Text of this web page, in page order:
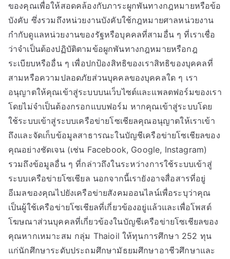
ของคุณเพื่อให้สอดคล้องกับภาระผูกพันทางกฎหมายหรือข้อ
บังคับ ซึ่งรวมถึงหน่วยงานบังคับใช้กฎหมายศาลหน่วยงาน
กำกับดูแลหน่วยงานของรัฐหรือบุคคลที่สามอื่น ๆ ที่เราเชื่อ
ว่าจำเป็นต้องปฏิบัติตามข้อผูกพันทางกฎหมายหรือกฎ
ระเบียบหรืออื่น ๆ เพื่อปกป้องสิทธิของเราสิทธิของบุคคลที่
สามหรือความปลอดภัยส่วนบุคคลของบุคคลใด ๆ เรา
อนุญาตให้คุณเข้าสู่ระบบบนเว็บไซต์และแพลตฟอร์มของเรา
โดยไม่จำเป็นต้องกรอกแบบฟอร์ม หากคุณเข้าสู่ระบบโดย
ใช้ระบบเข้าสู่ระบบเครือข่ายโซเชียลคุณอนุญาตให้เราเข้า
ถึงและจัดเก็บข้อมูลสาธารณะในบัญชีเครือข่ายโซเชียลของ
คุณอย่างชัดเจน (เช่น Facebook, Google, Instagram)
รวมถึงข้อมูลอื่น ๆ ที่กล่าวถึงในระหว่างการใช้ระบบเข้าสู่
ระบบเครือข่ายโซเชียล นอกจากนี้เรายังอาจสื่อสารที่อยู่
อีเมลของคุณไปยังเครือข่ายสังคมออนไลน์เพื่อระบุว่าคุณ
เป็นผู้ใช้เครือข่ายโซเชียลที่เกี่ยวข้องอยู่แล้วและเพื่อโพสต์
โฆษณาส่วนบุคคลที่เกี่ยวข้องในบัญชีเครือข่ายโซเชียลของ
คุณหากเหมาะสม กลุ่ม Thaioil ให้ทุนการศึกษา 252 ทุน
แก่นักศึกษาระดับประถมศึกษามัธยมศึกษาอาชีวศึกษาและ